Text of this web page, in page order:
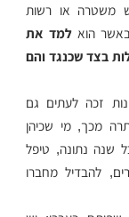
משטרה או רשות
הואלמד את
בצד שכנגד והם
זכה לעתים גם
מכך, מי שכיהן
שנה נתונה, טיפל
להבדיל מחברו